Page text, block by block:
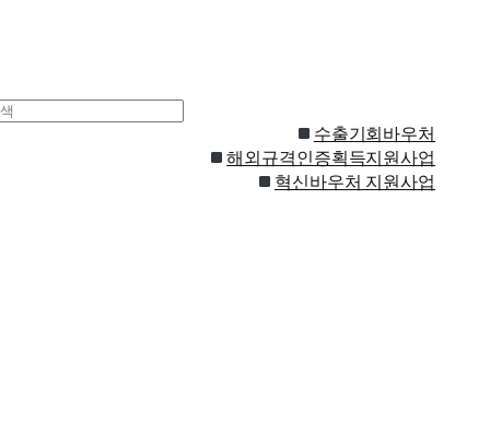
수출기회바우처
해외규격인증획득지원사업
혁신바우처 지원사업